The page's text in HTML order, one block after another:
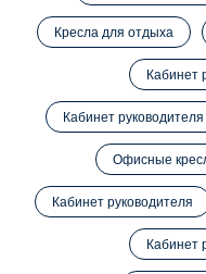
Кресла для отдыха
Кабинет
Кабинет руководителя
Офисные
Кабинет руководителя
Кабинет